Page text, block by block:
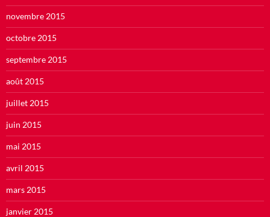
novembre 2015
octobre 2015
septembre 2015
août 2015
juillet 2015
juin 2015
mai 2015
avril 2015
mars 2015
janvier 2015